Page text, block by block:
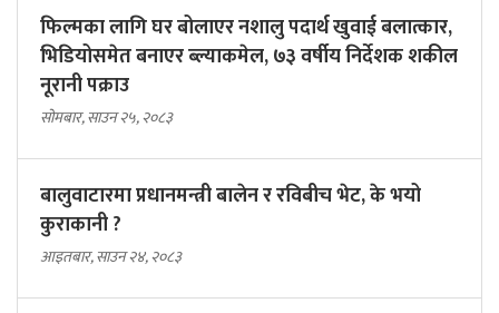
फिल्मका लागि घर बोलाएर नशालु पदार्थ खुवाई बलात्कार,
भिडियोसमेत बनाएर ब्ल्याकमेल, ७३ वर्षीय निर्देशक शकील
नूरानी पक्राउ
सोमबार, साउन २५, २०८३
बालुवाटारमा प्रधानमन्त्री बालेन र रविबीच भेट, के भयो
कुराकानी ?
आइतबार, साउन २४, २०८३